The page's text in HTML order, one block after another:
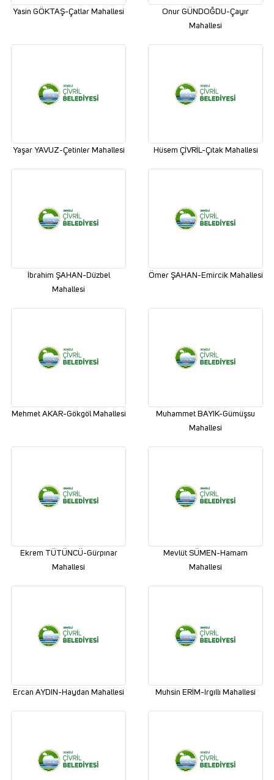
Yasin GÖKTAŞ-Çatlar Mahallesi
Onur GÜNDOĞDU-Çayır
Mahallesi
Yaşar YAVUZ-Çetinler Mahallesi Hüsem ÇİVRİL-Çıtak Mahallesi
İbrahim ŞAHAN-Düzbel
Mahallesi
Ömer ŞAHAN-Emircik Mahallesi
Mehmet AKAR-Gökgöl Mahallesi
Muhammet BAYIK-Gümüşsu
Mahallesi
Ekrem TÜTÜNCÜ-Gürpınar
Mahallesi
Mevlüt SÜMEN-Hamam
Mahallesi
Ercan AYDIN-Haydan Mahallesi Muhsin ERİM-Irgıllı Mahallesi